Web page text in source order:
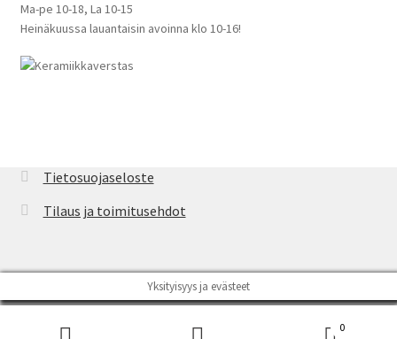
Ma-pe 10-18, La 10-15
Heinäkuussa lauantaisin avoinna klo 10-16!
Tietosuojaseloste
Tilaus ja toimitusehdot
0
Yksityisyys ja evästeet